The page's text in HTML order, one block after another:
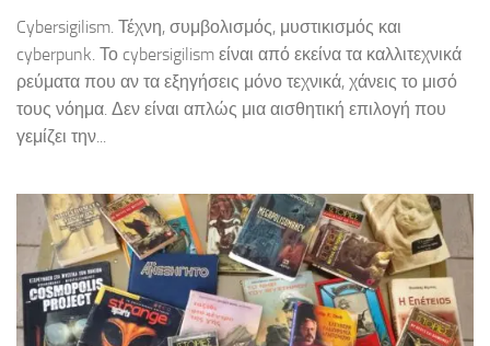
Cybersigilism. Τέχνη, συμβολισμός, μυστικισμός και
cyberpunk. Το cybersigilism είναι από εκείνα τα καλλιτεχνικά
ρεύματα που αν τα εξηγήσεις μόνο τεχνικά, χάνεις το μισό
τους νόημα. Δεν είναι απλώς μια αισθητική επιλογή που
γεμίζει την...